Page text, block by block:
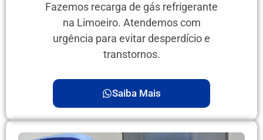
Fazemos recarga de gás refrigerante
na Limoeiro. Atendemos com
urgência para evitar desperdício e
transtornos.
Saiba Mais